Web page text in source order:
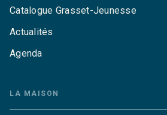
Catalogue Grasset-Jeunesse
Actualités
Agenda
LA MAISON